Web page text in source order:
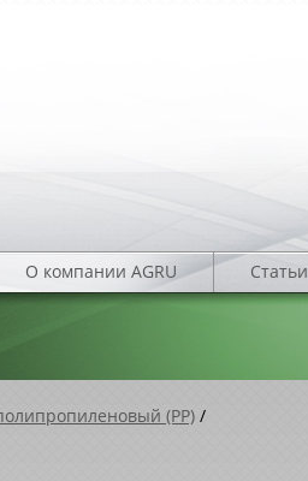
О компании AGRU Статьи
(PP) /